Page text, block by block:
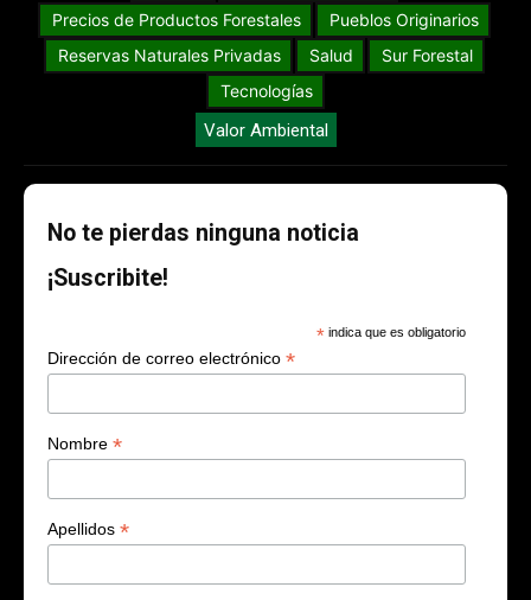
Precios de Productos Forestales
Pueblos Originarios
Reservas Naturales Privadas
Salud
Sur Forestal
Tecnologías
Valor Ambiental
No te pierdas ninguna noticia
¡Suscribite!
* indica que es obligatorio
Dirección de correo electrónico *
Nombre *
Apellidos *